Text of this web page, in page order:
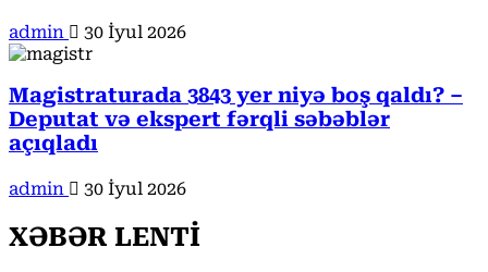
admin 30 İyul 2026
Magistraturada 3843 yer niyə boş qaldı? –
Deputat və ekspert fərqli səbəblər
açıqladı
admin 30 İyul 2026
XƏBƏR LENTİ